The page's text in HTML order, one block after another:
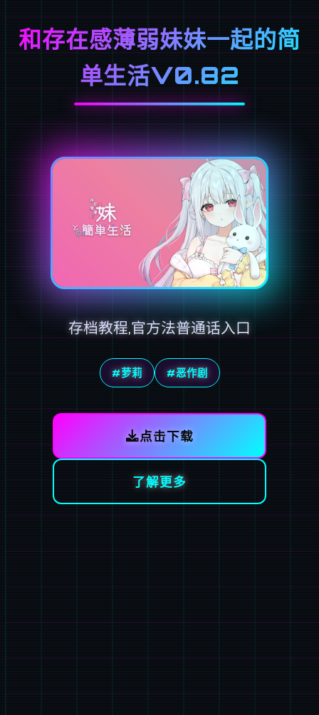
和存在感薄弱妹妹一起的简
单生活V0.82
存档教程,官方法普通话入口
#萝莉 #恶作剧
点击下载
了解更多